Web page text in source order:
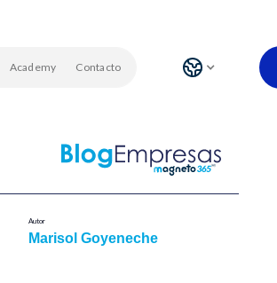
Academy Contacto
Autor
Marisol Goyeneche